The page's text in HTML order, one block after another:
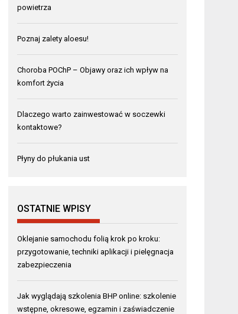
powietrza
Poznaj zalety aloesu!
Choroba POChP – Objawy oraz ich wpływ na
komfort życia
Dlaczego warto zainwestować w soczewki
kontaktowe?
Płyny do płukania ust
OSTATNIE WPISY
Oklejanie samochodu folią krok po kroku:
przygotowanie, techniki aplikacji i pielęgnacja
zabezpieczenia
Jak wyglądają szkolenia BHP online: szkolenie
wstępne, okresowe, egzamin i zaświadczenie